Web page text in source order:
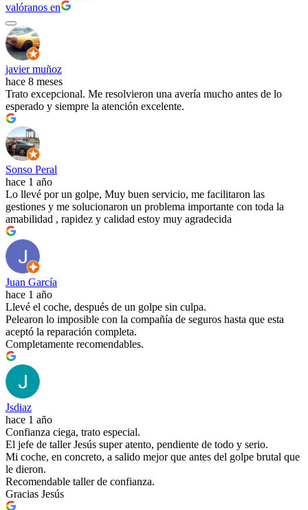
valóranos en
javier muñoz
hace 8 meses
Trato excepcional. Me resolvieron una avería mucho antes de lo
esperado y siempre la atención excelente.
Sonso Peral
hace 1 año
Lo llevé por un golpe, Muy buen servicio, me facilitaron las
gestiones y me solucionaron un problema importante con toda la
amabilidad , rapidez y calidad estoy muy agradecida
Juan García
hace 1 año
Llevé el coche, después de un golpe sin culpa.
Pelearon lo imposible con la compañía de seguros hasta que esta
aceptó la reparación completa.
Completamente recomendables.
Jsdiaz
hace 1 año
Confianza ciega, trato especial.
El jefe de taller Jesús super atento, pendiente de todo y serio.
Mi coche, en concreto, a salido mejor que antes del golpe brutal que
le dieron.
Recomendable taller de confianza.
Gracias Jesús